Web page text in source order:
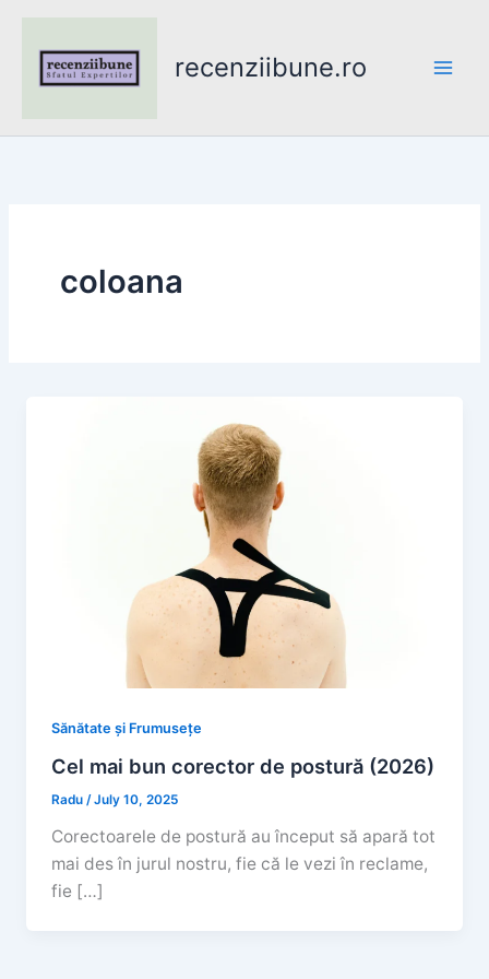
content
recenziibune.ro
coloana
Sănătate și Frumusețe
Cel mai bun corector de postură (2026)
Radu/July 10, 2025
Corectoarele de postură au început să apară tot
mai des în jurul nostru, fie că le vezi în reclame,
fie […]